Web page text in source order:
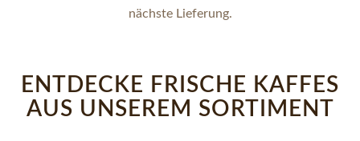
nächste Lieferung.
ENTDECKE FRISCHE KAFFES
AUS UNSEREM SORTIMENT